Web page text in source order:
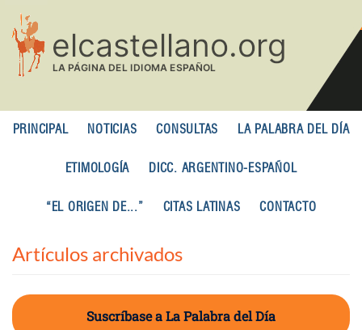
contenido
principal
PRINCIPAL NOTICIAS CONSULTAS LA PALABRA DEL DÍA
ETIMOLOGÍA DICC. ARGENTINO-ESPAÑOL
“EL ORIGEN DE...” CITAS LATINAS CONTACTO
Artículos archivados
Suscríbase a La Palabra del Día